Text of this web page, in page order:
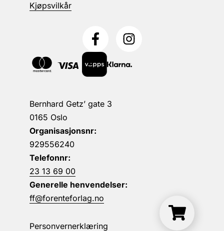
Bernhard Getz’ gate 3
0165 Oslo
Organisasjonsnr:
929556240
Telefonnr:
23 13 69 00
Generelle henvendelser:
ff@forenteforlag.no
Personvernerklæring
Kjøpsvilkår